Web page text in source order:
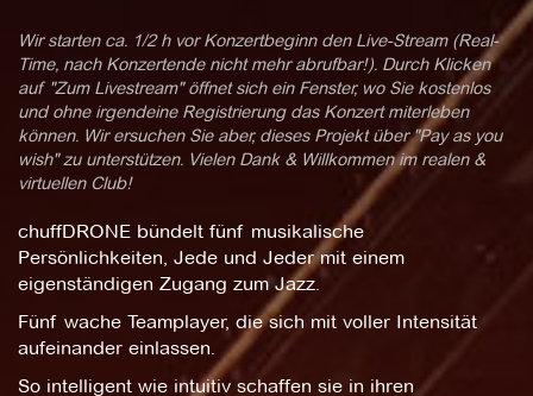
Wir starten ca. 1/2 h vor Konzertbeginn den Live-Stream (Real-
Time, nach Konzertende nicht mehr abrufbar!). Durch Klicken
auf "Zum Livestream" öffnet sich ein Fenster, wo Sie kostenlos
und ohne irgendeine Registrierung das Konzert miterleben
können. Wir ersuchen Sie aber, dieses Projekt über "Pay as you
wish" zu unterstützen. Vielen Dank & Willkommen im realen &
virtuellen Club!
chuffDRONE bündelt fünf musikalische
Persönlichkeiten, Jede und Jeder mit einem
eigenständigen Zugang zum Jazz.
Fünf wache Teamplayer, die sich mit voller Intensität
aufeinander einlassen.
So intelligent wie intuitiv schaffen sie in ihren